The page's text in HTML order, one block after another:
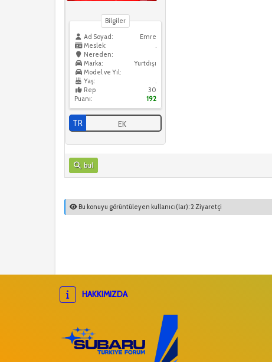
Bilgiler
Ad Soyad:
Emre
Meslek:
.
Nereden:
Yurtdışı
Marka:
Model ve Yıl:
.
Yaş:
30
Rep
Puanı:
192
TR EK
bul
Bu konuyu görüntüleyen kullanıcı(lar): 2 Ziyaretçi
HAKKIMIZDA